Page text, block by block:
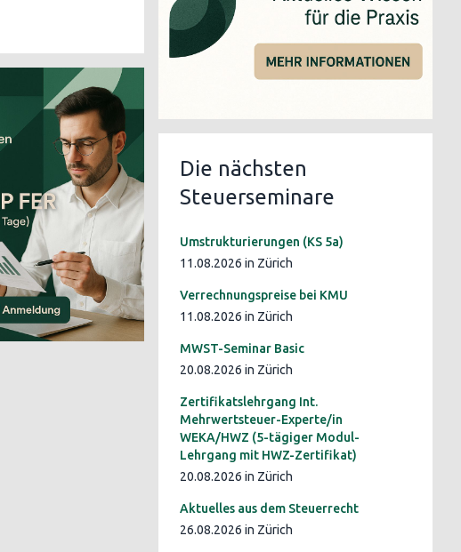
Die nächsten
Steuerseminare
Umstrukturierungen (KS 5a)
11.08.2026 in Zürich
Verrechnungspreise bei KMU
11.08.2026 in Zürich
MWST-Seminar Basic
20.08.2026 in Zürich
Zertifikatslehrgang Int.
Mehrwertsteuer-Experte/in
WEKA/HWZ (5-tägiger Modul-
Lehrgang mit HWZ-Zertifikat)
20.08.2026 in Zürich
Aktuelles aus dem Steuerrecht
26.08.2026 in Zürich